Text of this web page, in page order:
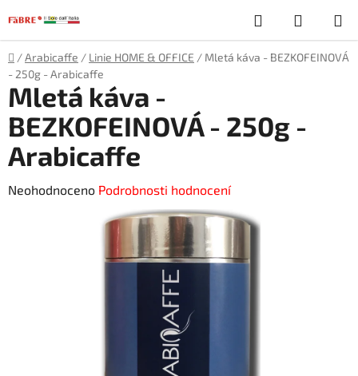
na
obsah
Hledat
KOŠÍK
Domů
/Arabicaffe / Linie HOME & OFFICE / Mletá káva - BEZKOFEINOVÁ
- 250g - Arabicaffe
Mletá káva -
BEZKOFEINOVÁ - 250g -
Arabicaffe
Průměrné
Neohodnoceno Podrobnosti hodnocení